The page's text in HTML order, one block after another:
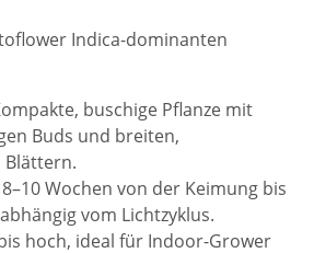
Indica-dominanten
buschige Pflanze mit
Buds und breiten,
Wochen von der Keimung bis
vom Lichtzyklus.
hoch, ideal für Indoor-Grower